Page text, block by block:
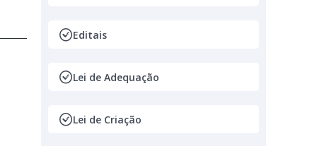
Editais
Lei de Adequação
Lei de Criação